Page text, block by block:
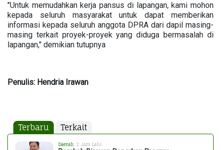
"Untuk memudahkan kerja pansus di lapangan, kami mohon
kepada seluruh masyarakat untuk dapat memberikan
informasi kepada seluruh anggota DPRA dari dapil masing-
masing terkait proyek-proyek yang diduga bermasalah di
lapangan," demikian tutupnya
Penulis: Hendria Irawan
Terbaru Terkait
Daerah , 2 Jam Lalu